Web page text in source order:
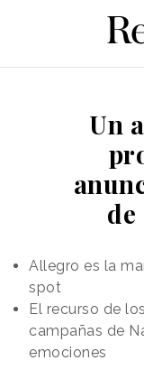
Un
de
Allegro es la
spot
El recurso de
campañas de
emociones